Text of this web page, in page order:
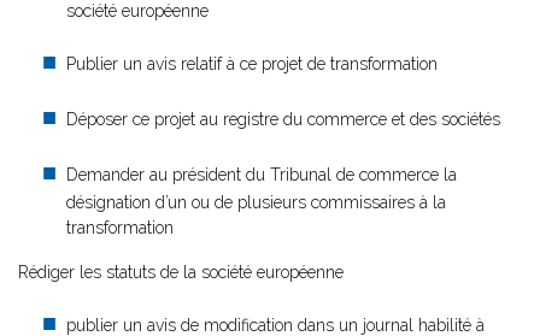
société européenne
Publier un avis relatif à ce projet de transformation
Déposer ce projet au registre du commerce et des sociétés
Demander au président du Tribunal de commerce la
désignation d’un ou de plusieurs commissaires à la
transformation
Rédiger les statuts de la société européenne
publier un avis de modification dans un journal habilité à